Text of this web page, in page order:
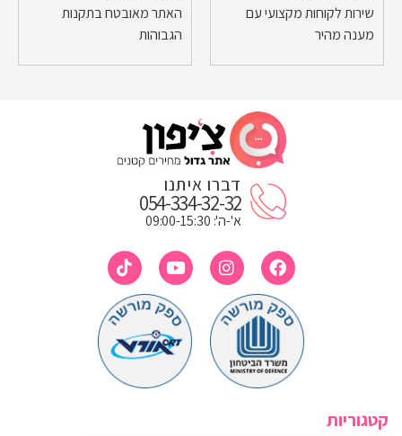
שירות לקוחות מקצועי עם
מענה מהיר
האתר מאובטח בתקנות
הגבוהות
דברו איתנו
054-334-32-32
א'-ה': 09:00-15:30
קטגוריות